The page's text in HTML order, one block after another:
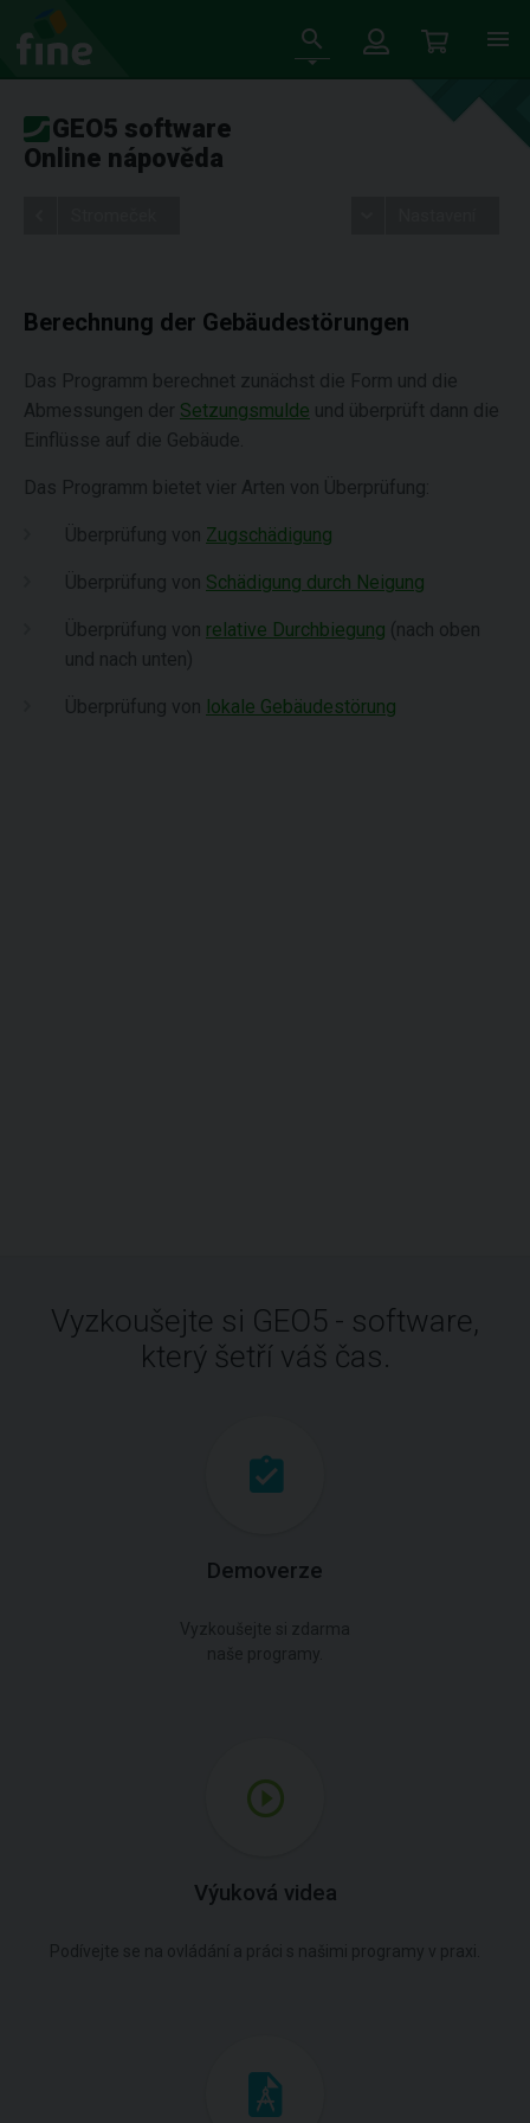
GEO5 software
Online nápověda
Berechnung der Gebäudestörungen
Das Programm berechnet zunächst die Form und die
Abmessungen der Setzungsmulde und überprüft dann die
Einflüsse auf die Gebäude.
Das Programm bietet vier Arten von Überprüfung:
Überprüfung von Zugschädigung
Überprüfung von Schädigung durch Neigung
Überprüfung von relative Durchbiegung (nach oben
und nach unten)
Überprüfung von lokale Gebäudestörung
Vyzkoušejte si GEO5 - software,
který šetří váš čas.
Demoverze
Výuková videa